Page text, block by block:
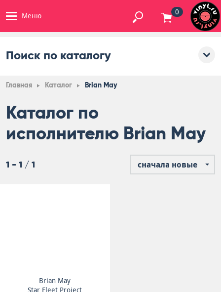
Меню 0
Поиск по каталогу
Главная Каталог Brian May
Каталог по
исполнителю Brian May
1 - 1 / 1 сначала новые
Brian May
Star Fleet Project